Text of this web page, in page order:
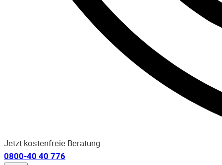
Jetzt kostenfreie Beratung
0800-40 40 776